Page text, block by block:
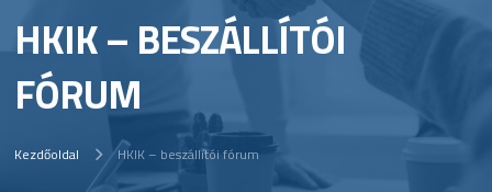
HKIK – BESZÁLLÍTÓI
FÓRUM
Kezdőoldal HKIK – beszállítói fórum